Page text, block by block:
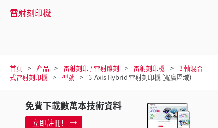
雷射刻印機
首頁 產品 雷射刻印 / 雷射雕刻 雷射刻印機
3 軸混合
式雷射刻印機
型號 3-Axis Hybrid 雷射刻印機 (寬廣區域)
免費下載數萬本技術資料
立即註冊!